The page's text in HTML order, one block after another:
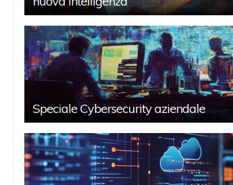
Speciale Cybersecurity aziendale